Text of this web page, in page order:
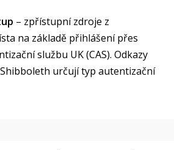
– zpřístupní zdroje z
na základě přihlášení přes
službu UK (CAS). Odkazy
určují typ autentizační